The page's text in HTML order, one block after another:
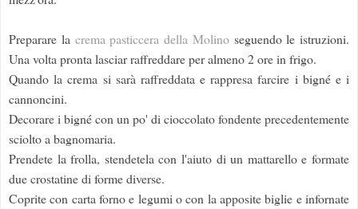
Preparare la crema pasticcera della Molinoseguendo le istruzioni.
Una volta pronta lasciar raffreddare per almeno 2 ore in frigo.
Quando la crema si sarà raffreddata e rappresa farcire i bigné e i
cannoncini.
Decorare i bigné con un po' di cioccolato fondente precedentemente
sciolto a bagnomaria.
Prendete la frolla, stendetela con l'aiuto di un mattarello e formate
due crostatine di forme diverse.
Coprite con carta forno e legumi o con la apposite biglie e infornate